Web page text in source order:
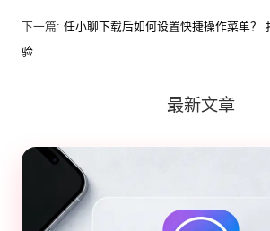
下一篇: 任小聊下载后如何设置快捷操作菜单？
验
最新文章